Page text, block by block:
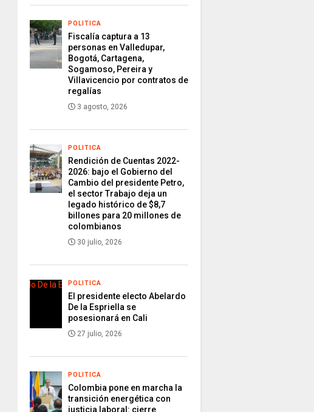
POLITICA
Fiscalía captura a 13
personas en Valledupar,
Bogotá, Cartagena,
Sogamoso, Pereira y
Villavicencio por contratos de
regalías
3 agosto, 2026
POLITICA
Rendición de Cuentas 2022-
2026: bajo el Gobierno del
Cambio del presidente Petro,
el sector Trabajo deja un
legado histórico de $8,7
billones para 20 millones de
colombianos
30 julio, 2026
POLITICA
El presidente electo Abelardo
De la Espriella se
posesionará en Cali
27 julio, 2026
POLITICA
Colombia pone en marcha la
transición energética con
justicia laboral: cierre